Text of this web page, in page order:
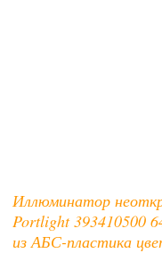
Иллюминатор
Portlight 393410500
из АБС-пластика